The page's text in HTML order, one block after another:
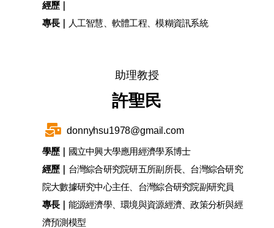
經歷｜
專長｜
人工智慧、軟體工程、模糊資訊系統
助理教授
許聖民
donnyhsu1978@gmail.com
學歷｜
國立中興大學應用經濟學系博士
經歷｜ 台灣綜合研究院研五所副所長、台灣綜合研究
院大數據研究中心主任、台灣綜合研究院副研究員
專長｜ 能源經濟學、環境與資源經濟、政策分析與經
濟預測模型